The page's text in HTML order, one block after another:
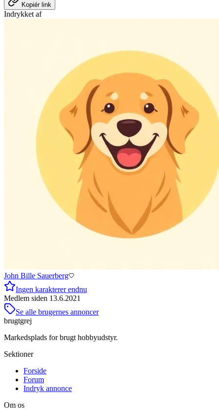
Kopiér link
Indrykket af
John Bille Sauerberg
Ingen karakterer endnu
Medlem siden 13.6.2021
Se alle brugernes annoncer
brugtgrej
Markedsplads for brugt hobbyudstyr.
Sektioner
Forside
Forum
Indryk annonce
Om os